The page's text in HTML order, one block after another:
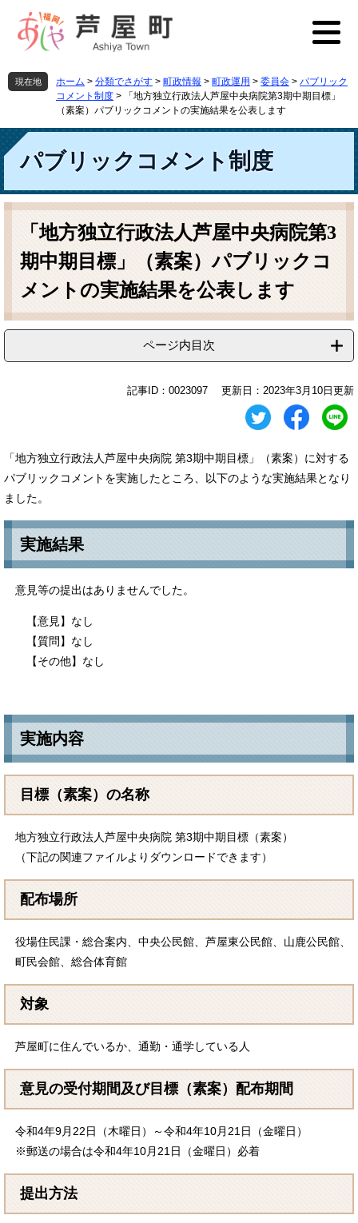
先
頭
す
を
飛
し
本
へ
現在地 ホーム > 分類でさがす > 町政情報 > 町政運用 > 委員会 > パブリック
コメント制度 >
「地方独立行政法人芦屋中央病院第3期中期目標」
（素案）パブリックコメントの実施結果を公表します
パブリックコメント制度
本
「地方独立行政法人芦屋中央病院第3
期中期目標」（素案）パブリックコ
メントの実施結果を公表します
ページ内目次
記事ID：0023097 更新日：2023年3月10日更新
「地方独立行政法人芦屋中央病院 第3期中期目標」（素案）に対する
パブリックコメントを実施したところ、以下のような実施結果となり
ました。
実施結果​
意見等の提出はありませんでした。
【意見】なし
【質問】なし
【その他】なし
実施内容
目標（素案）の名称​
地方独立行政法人芦屋中央病院 第3期中期目標​（素案）
（下記の関連ファイルよりダウンロードできます）
配布場所
役場住民課・総合案内、中央公民館、芦屋東公民館、山鹿公民館、
町民会館、総合体育館
対象
芦屋町に住んでいるか、通勤・通学している人
意見の受付期間及び目標（素案）配布期間
令和4年9月22日（木曜日）～令和4年10月21日（金曜日）
※郵送の場合は令和4年10月21日（金曜日）必着
提出方法